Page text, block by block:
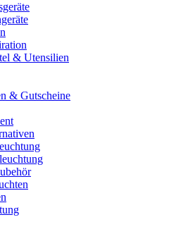
& Utensilien
& Gutscheine